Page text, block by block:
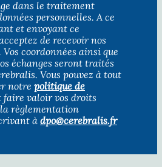
dans le traitement
personnelles. A ce
et envoyant ce
de recevoir nos
coordonnées ainsi que
échanges seront traités
Vous pouvez à tout
notre politique de
faire valoir vos droits
règlementation
à dpo@cerebralis.fr